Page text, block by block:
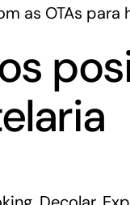
as OTAs para